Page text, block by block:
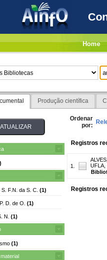
Home
Produção científica
S. F.N. da S. C. (1)
D. de O. (1)
N. (1)
(1)
Ordenar
por:
Registros
1.
UFLA,
Registros